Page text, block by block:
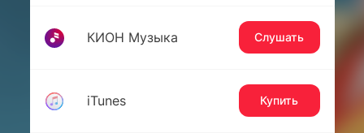
КИОН Музыка Слушать
iTunes Купить